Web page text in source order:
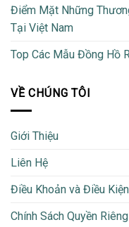
Điểm Mặt Những
Tại Việt Nam
Top Các Mẫu Đồng Hồ
VỀ CHÚNG TÔI
Giới Thiệu
Liên Hệ
Điều Khoản và Điều Kiện
Chính Sách Quyền